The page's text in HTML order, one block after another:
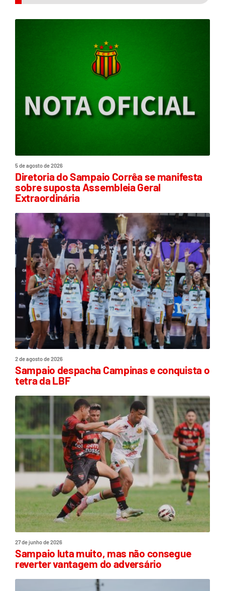
5 de agosto de 2026
Diretoria do Sampaio Corrêa se manifesta
sobre suposta Assembleia Geral
Extraordinária
2 de agosto de 2026
Sampaio despacha Campinas e conquista o
tetra da LBF
27 de junho de 2026
Sampaio luta muito, mas não consegue
reverter vantagem do adversário